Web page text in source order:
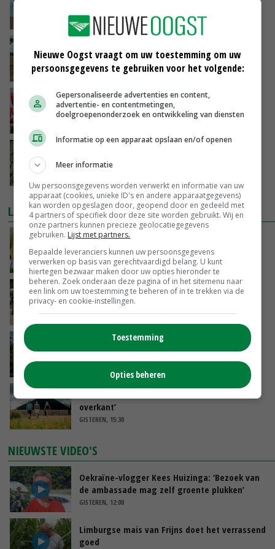
29-08-2020
zestien
28-08-2020
Bollenconvenant Hardenberg met drie jaar
verlengd
gewasbescherming
LAATSTE NIEUWS
Geen vee meer op Noord-Hollandse zeedijken
door aanhoudende droogte
VANDAAG, 09:48
Na jarenlang meten willen Zuid-Hollandse
boeren nu erkenning
VANDAAG, 07:00
Kamervragen over onttrekkingsverbod,
minister spreekt van ‘ondernemersrisico’
overkant’
GISTEREN, 15:30
NIEUWSTE VIDEO'S
Oekraïne-vlogger Kees Huizinga: ‘Bezoek van
de ambassade mag zelf groente plukken’
GISTEREN, 12:00
Limburgse mais van Frijns doet het verrassend
goed
Nieuwe Oogst vraagt om uw toestemming om uw
persoonsgegevens te gebruiken voor het volgende:
Gepersonaliseerde advertenties en content,
advertentie- en contentmetingen,
doelgroepenonderzoek en ontwikkeling van diensten
Informatie op een apparaat opslaan en/of openen
Meer informatie
Uw persoonsgegevens worden verwerkt en informatie van uw
apparaat (cookies, unieke ID's en andere apparaatgegevens)
kan worden opgeslagen door, geopend door en gedeeld met
4 partners of specifiek door deze site worden gebruikt. Wij en
onze partners kunnen precieze geolocatiegegevens
gebruiken. Lijst met partners.
Bepaalde leveranciers kunnen uw persoonsgegevens
verwerken op basis van gerechtvaardigd belang. U kunt
hiertegen bezwaar maken door uw opties hieronder te
beheren. Zoek onderaan deze pagina of in het sitemenu naar
een link om uw toestemming te beheren of in te trekken via de
privacy- en cookie-instellingen.
Toestemming
Opties beheren